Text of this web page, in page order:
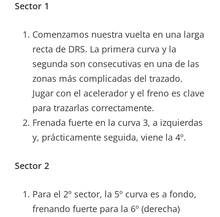
Sector 1
Comenzamos nuestra vuelta en una larga
recta de DRS. La primera curva y la
segunda son consecutivas en una de las
zonas más complicadas del trazado.
Jugar con el acelerador y el freno es clave
para trazarlas correctamente.
Frenada fuerte en la curva 3, a izquierdas
y, prácticamente seguida, viene la 4º.
Sector 2
Para el 2º sector, la 5º curva es a fondo,
frenando fuerte para la 6º (derecha)